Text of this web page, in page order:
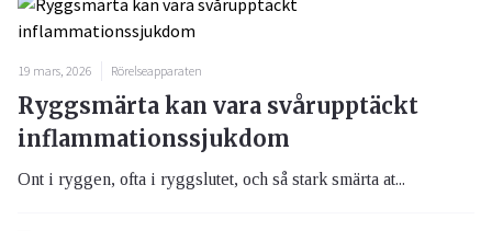
19 mars, 2026 Rörelseapparaten
Ryggsmärta kan vara svårupptäckt
inflammationssjukdom
Ont i ryggen, ofta i ryggslutet, och så stark smärta at...